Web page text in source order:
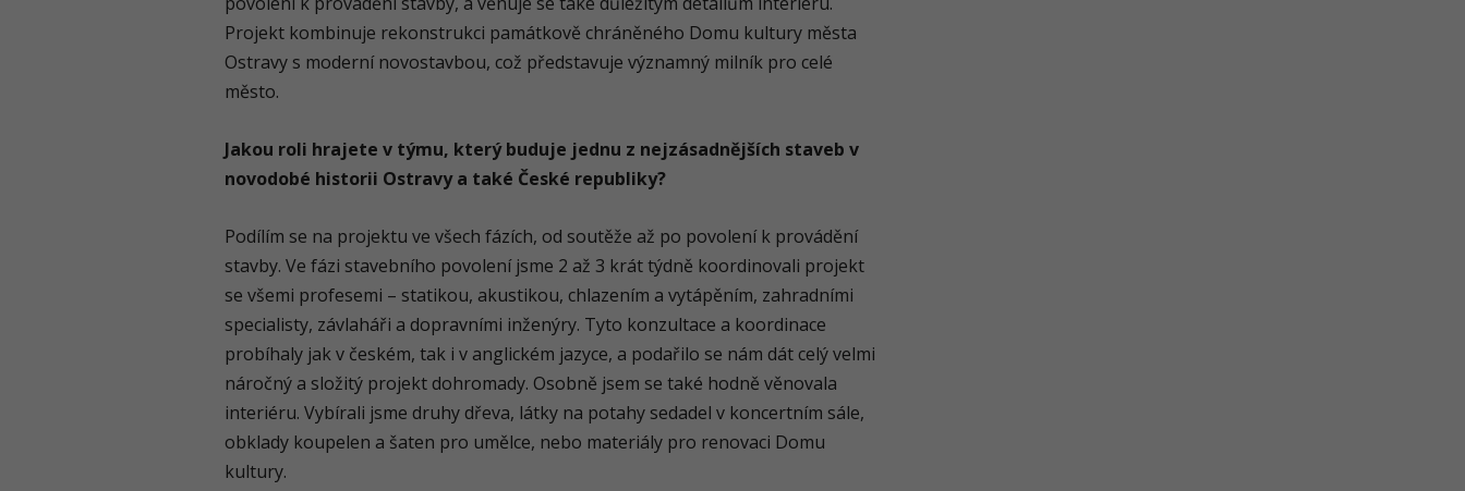
Projekt kombinuje rekonstrukci památkově chráněného Domu kultury města
Ostravy s moderní novostavbou, což představuje významný milník pro celé
město.
Jakou roli hrajete v týmu, který buduje jednu z nejzásadnějších staveb v
novodobé historii Ostravy a také České republiky?
Podílím se na projektu ve všech fázích, od soutěže až po povolení k provádění
stavby. Ve fázi stavebního povolení jsme 2 až 3 krát týdně koordinovali projekt
se všemi profesemi – statikou, akustikou, chlazením a vytápěním, zahradními
specialisty, závlaháři a dopravními inženýry. Tyto konzultace a koordinace
probíhaly jak v českém, tak i v anglickém jazyce, a podařilo se nám dát celý velmi
náročný a složitý projekt dohromady. Osobně jsem se také hodně věnovala
interiéru. Vybírali jsme druhy dřeva, látky na potahy sedadel v koncertním sále,
obklady koupelen a šaten pro umělce, nebo materiály pro renovaci Domu
kultury.